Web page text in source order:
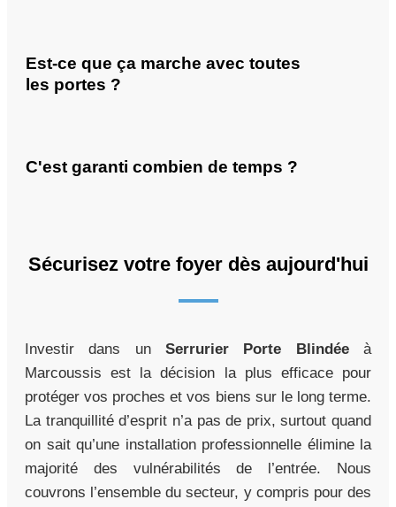
Est-ce que ça marche avec toutes
les portes ?
C'est garanti combien de temps ?
Sécurisez votre foyer dès aujourd'hui
Investir dans un Serrurier Porte Blindéeà
Marcoussis est la décision la plus efficace pour
protéger vos proches et vos biens sur le long terme.
La tranquillité d’esprit n’a pas de prix, surtout quand
on sait qu’une installation professionnelle élimine la
majorité des vulnérabilités de l’entrée. Nous
couvrons l’ensemble du secteur, y compris pour des